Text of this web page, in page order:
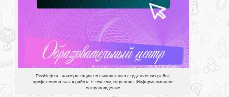
DissHelp.ru - консультации по выполнению студенческих работ,
профессиональная работа с текстом, переводы. Информационное
сопровождение